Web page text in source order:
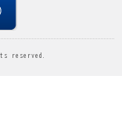
reserved.